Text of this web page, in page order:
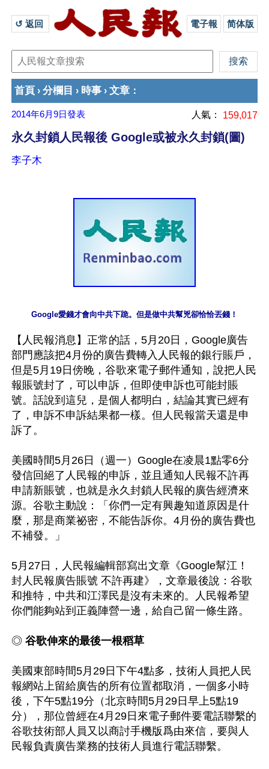
↺ 返回 電子報 简体版
首頁 › 分欄目 › 時事 › 文章 ：
2014年6月9日發表 人氣： 159,017
永久封鎖人民報後 Google或被永久封鎖(圖)
李子木
Google愛錢才會向中共下跪。但是做中共幫兇卻恰恰丟錢！
【人民報消息】正常的話，5月20日，Google廣告
部門應該把4月份的廣告費轉入人民報的銀行賬戶，
但是5月19日傍晚，谷歌來電子郵件通知，說把人民
報賬號封了，可以申訴，但即使申訴也可能封賬
號。話說到這兒，是個人都明白，結論其實已經有
了，申訴不申訴結果都一樣。但人民報當天還是申
訴了。
美國時間5月26日（週一）Google在凌晨1點零6分
發信回絕了人民報的申訴，並且通知人民報不許再
申請新賬號，也就是永久封鎖人民報的廣告經濟來
源。谷歌主動說：「你們一定有興趣知道原因是什
麼，那是商業祕密，不能告訴你。4月份的廣告費也
不補發。」
5月27日，人民報編輯部寫出文章《Google幫江！
封人民報廣告賬號 不許再建》，文章最後說：谷歌
和推特，中共和江澤民是沒有未來的。人民報希望
你們能夠站到正義陣營一邊，給自己留一條生路。
◎ 谷歌伸來的最後一根稻草
美國東部時間5月29日下午4點多，技術人員把人民
報網站上留給廣告的所有位置都取消，一個多小時
後，下午5點19分（北京時間5月29日早上5點19
分），那位曾經在4月29日來電子郵件要電話聯繫的
谷歌技術部人員又以商討手機版爲由來信，要與人
民報負責廣告業務的技術人員進行電話聯繫。